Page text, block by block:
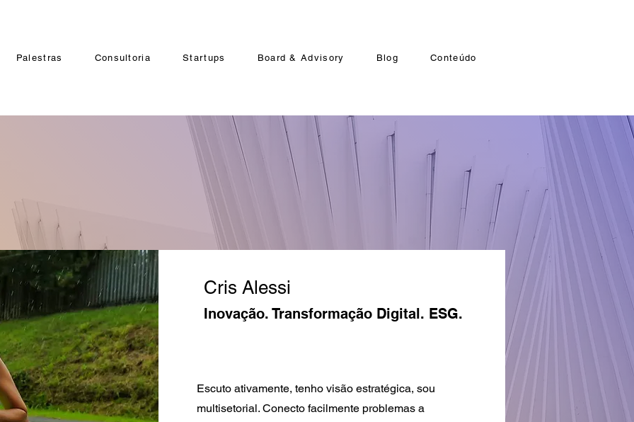
Palestras Consultoria Startups Board & Advisory Blog Conteúdo
Cris Alessi
Cris Alessi
Cris Alessi
Cris Alessi
Inovação. Transformação Digital. ESG.
Escuto ativamente, tenho visão estratégica, sou
multisetorial. Conecto facilmente problemas a